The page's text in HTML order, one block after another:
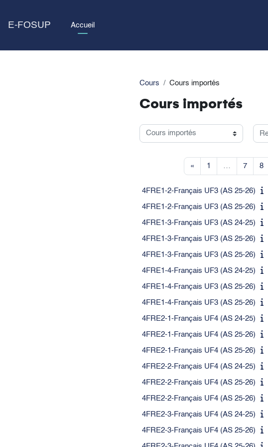
E-FOSUP Accueil
Cours Cours importés
Cours importés
Catégories de cours
« Page précédente
1 7Page 7
8
4FRE1-2-Français UF3 (AS 25-26)
4FRE1-2-Français UF3 (AS 25-26)
4FRE1-3-Français UF3 (AS 24-25)
4FRE1-3-Français UF3 (AS 25-26)
4FRE1-3-Français UF3 (AS 25-26)
4FRE1-4-Français UF3 (AS 24-25)
4FRE1-4-Français UF3 (AS 25-26)
4FRE1-4-Français UF3 (AS 25-26)
4FRE2-1-Français UF4 (AS 24-25)
4FRE2-1-Français UF4 (AS 25-26)
4FRE2-1-Français UF4 (AS 25-26)
4FRE2-2-Français UF4 (AS 24-25)
4FRE2-2-Français UF4 (AS 25-26)
4FRE2-2-Français UF4 (AS 25-26)
4FRE2-3-Français UF4 (AS 24-25)
4FRE2-3-Français UF4 (AS 25-26)